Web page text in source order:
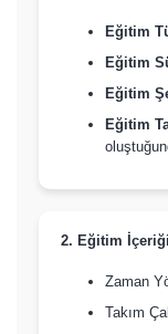
Eğitim
Eğitim
Eğitim
Eğitim
2. Eğitim İçeriği
Zaman
Takım